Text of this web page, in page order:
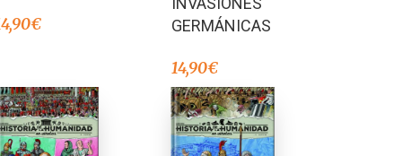
€
GERMÁNICAS
14,90€